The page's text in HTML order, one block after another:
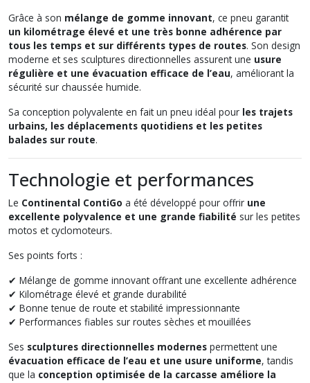
Grâce à son mélange de gomme innovant, ce pneu garantit
un kilométrage élevé et une très bonne adhérence par
tous les temps et sur différents types de routes. Son design
moderne et ses sculptures directionnelles assurent une usure
régulière et une évacuation efficace de l’eau, améliorant la
sécurité sur chaussée humide.
Sa conception polyvalente en fait un pneu idéal pour les trajets
urbains, les déplacements quotidiens et les petites
balades sur route.
Technologie et performances
Le Continental ContiGo a été développé pour offrir une
excellente polyvalence et une grande fiabilité sur les petites
motos et cyclomoteurs.
Ses points forts :
✔ Mélange de gomme innovant offrant une excellente adhérence
✔ Kilométrage élevé et grande durabilité
✔ Bonne tenue de route et stabilité impressionnante
✔ Performances fiables sur routes sèches et mouillées
Ses sculptures directionnelles modernes permettent une
évacuation efficace de l’eau et une usure uniforme, tandis
que la conception optimisée de la carcasse améliore la